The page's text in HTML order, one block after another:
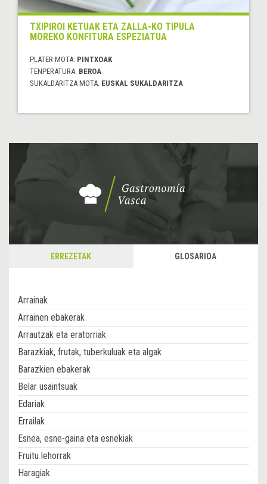
TXIPIROI KETUAK ETA ZALLA-KO TIPULA
MOREKO KONFITURA ESPEZIATUA
PLATER MOTA: PINTXOAK
TENPERATURA: BEROA
SUKALDARITZA MOTA: EUSKAL SUKALDARITZA
ERREZETAK GLOSARIOA
Arrainak
Arrainen ebakerak
Arrautzak eta eratorriak
Barazkiak, frutak, tuberkuluak eta algak
Barazkien ebakerak
Belar usaintsuak
Edariak
Errailak
Esnea, esne-gaina eta esnekiak
Fruitu lehorrak
Haragiak